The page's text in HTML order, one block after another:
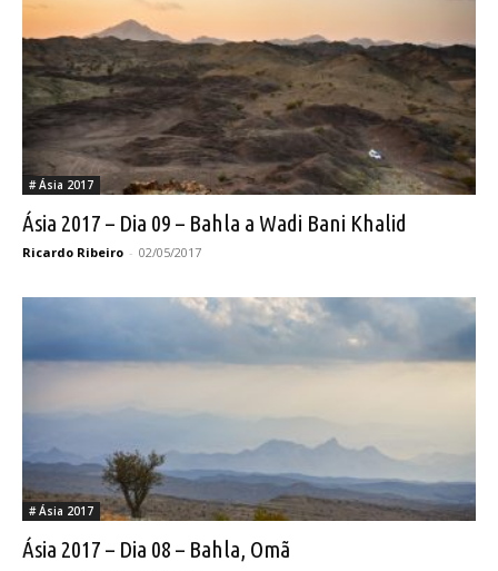
# Ásia 2017
Ásia 2017 – Dia 09 – Bahla a Wadi Bani Khalid
Ricardo Ribeiro - 02/05/2017
# Ásia 2017
Ásia 2017 – Dia 08 – Bahla, Omã